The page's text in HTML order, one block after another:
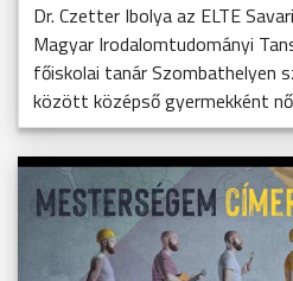
Dr. Czetter Ibolya az ELTE
Magyar Irodalomtudományi
főiskolai tanár Szombathelyen
között középső gyermekként